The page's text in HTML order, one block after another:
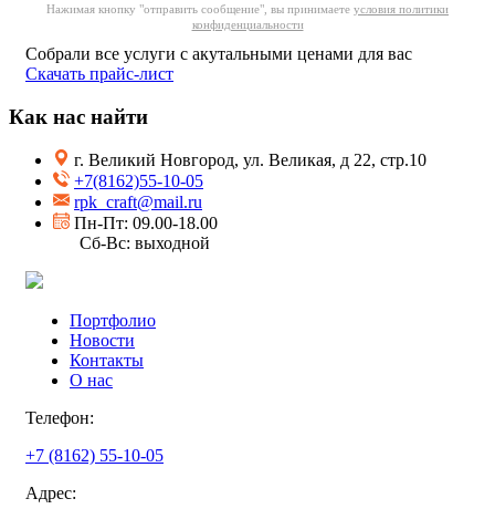
Нажимая кнопку "отправить сообщение", вы принимаете условия политики
конфиденциальности
Собрали все услуги с акутальными ценами для вас
Скачать прайс-лист
Как нас найти
г. Великий Новгород, ул. Великая, д 22, стр.10
+7(8162)55-10-05
rpk_craft@mail.ru
Пн-Пт: 09.00-18.00
Сб-Вс: выходной
Портфолио
Новости
Контакты
О нас
Телефон:
+7 (8162) 55-10-05
Адрес: